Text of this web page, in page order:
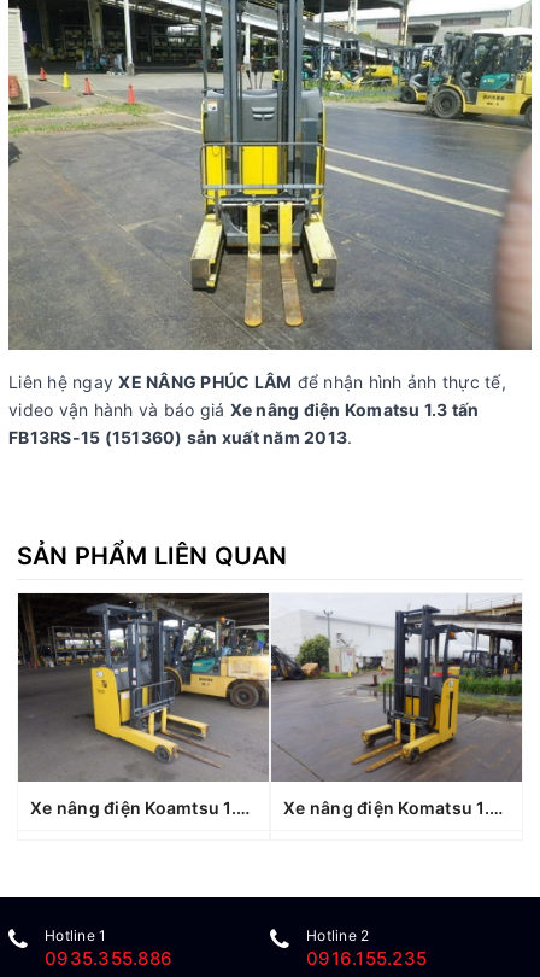
Liên hệ ngay XE NÂNG PHÚC LÂM để nhận hình ảnh thực tế,
video vận hành và báo giá Xe nâng điện Komatsu 1.3 tấn
FB13RS-15 (151360) sản xuất năm 2013.
SẢN PHẨM LIÊN QUAN
Xe nâng điện Koamtsu 1.8 tấn FB18RL-15 (160693), sản xuất năm 2021 Xe nâng điện Komatsu 1.5 tấn Fb15RL-14 (1440370), sản xuất năm 2010
Hotline 1
0935.355.886
Hotline 2
0916.155.235